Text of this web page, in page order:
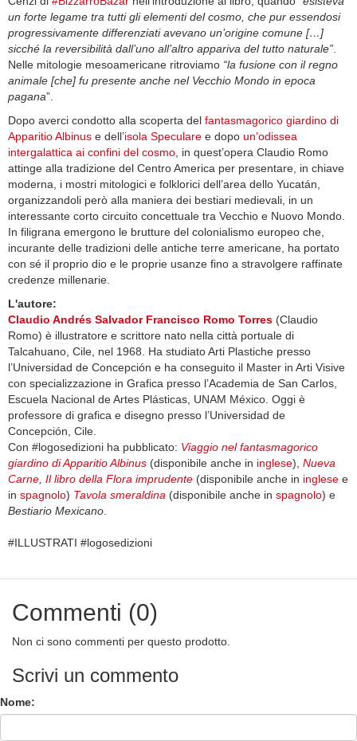
un forte legame tra tutti gli elementi del cosmo, che pur essendosi
progressivamente differenziati avevano un’origine comune […]
sicché la reversibilità dall’uno all’altro appariva del tutto naturale”.
Nelle mitologie mesoamericane ritroviamo “la fusione con il regno
animale [che] fu presente anche nel Vecchio Mondo in epoca
pagana”.
Dopo averci condotto alla scoperta del fantasmagorico giardino di
Apparitio Albinus e dell’isola Speculare e dopo un’odissea
intergalattica ai confini del cosmo, in quest’opera Claudio Romo
attinge alla tradizione del Centro America per presentare, in chiave
moderna, i mostri mitologici e folklorici dell’area dello Yucatán,
organizzandoli però alla maniera dei bestiari medievali, in un
interessante corto circuito concettuale tra Vecchio e Nuovo Mondo.
In filigrana emergono le brutture del colonialismo europeo che,
incurante delle tradizioni delle antiche terre americane, ha portato
con sé il proprio dio e le proprie usanze fino a stravolgere raffinate
credenze millenarie.
L'autore:
Claudio Andrés Salvador Francisco Romo Torres (Claudio
Romo) è illustratore e scrittore nato nella città portuale di
Talcahuano, Cile, nel 1968. Ha studiato Arti Plastiche presso
l’Universidad de Concepción e ha conseguito il Master in Arti Visive
con specializzazione in Grafica presso l’Academia de San Carlos,
Escuela Nacional de Artes Plásticas, UNAM México. Oggi è
professore di grafica e disegno presso l’Universidad de
Concepción, Cile.
Con #logosedizioni ha pubblicato: Viaggio nel fantasmagorico
giardino di Apparitio Albinus (disponibile anche in inglese), Nueva
Carne, Il libro della Flora imprudente (disponibile anche in inglese e
in spagnolo) Tavola smeraldina (disponibile anche in spagnolo) e
Bestiario Mexicano.
#ILLUSTRATI #logosedizioni
Commenti (0)
Non ci sono commenti per questo prodotto.
Scrivi un commento
Nome: